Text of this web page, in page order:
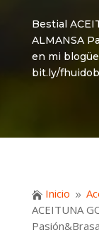
Bestial
ALMANSA
en mi
bit.ly/
 Inicio 9
ACEITUNA